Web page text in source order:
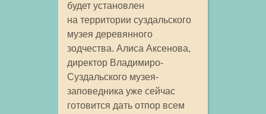
будет установлен
на территории суздальского
музея деревянного
зодчества. Алиса Аксенова,
директор Владимиро-
Суздальского музея-
заповедника уже сейчас
готовится дать отпор всем